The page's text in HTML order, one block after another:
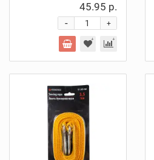
45.95 р.
+
-